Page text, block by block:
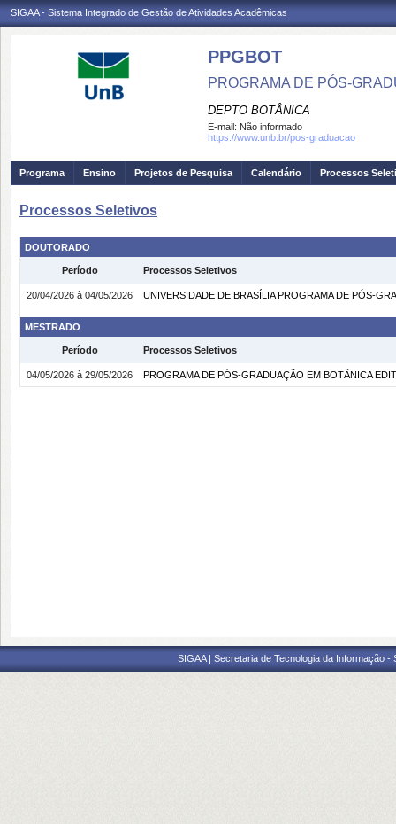
SIGAA - Sistema Integrado de Gestão de Atividades Acadêmicas
PPGBOT
PROGRAMA DE PÓS-
DEPTO BOTÂNICA
E-mail: Não informado
https://www.unb.br/pos-graduacao
Programa Ensino Projetos de Pesquisa Calendário Processos
Processos Seletivos
DOUTORADO
Período Processos Seletivos
20/04/2026 à 04/05/2026 UNIVERSIDADE DE BRASÍLIA PROGRAMA DE PÓS-
MESTRADO
Período Processos Seletivos
04/05/2026 à 29/05/2026 PROGRAMA DE PÓS-GRADUAÇÃO EM BOTÂNICA
SIGAA | Secretaria de Tecnologia da Informação